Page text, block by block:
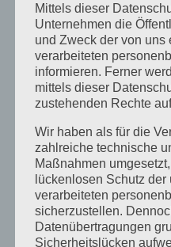
Juli 2023
Juni 2023
Mai 2023
April 2023
März 2023
Februar 2023
Dezember 2022
November 2022
Oktober 2022
Mittels dieser
Unternehmen die
und Zweck der von uns
verarbeiteten
informieren. Ferner
mittels dieser
zustehenden Rechte
Wir haben als für die
zahlreiche technische
Maßnahmen
lückenlosen Schutz
verarbeiteten
sicherzustellen.
Datenübertragungen
Sicherheitslücken